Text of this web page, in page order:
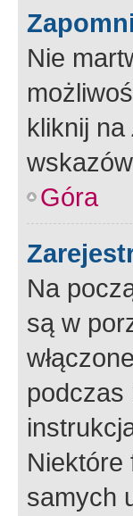
Nie
kliknij na
Góra
Na
są w
podczas
Niektóre
samych